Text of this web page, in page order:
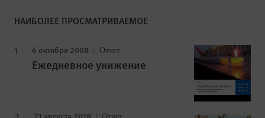
НАИБОЛЕЕ ПРОСМАТРИВАЕМОЕ
6 октября 2008 Отчет
Ежедневное унижение
21 августа 2018